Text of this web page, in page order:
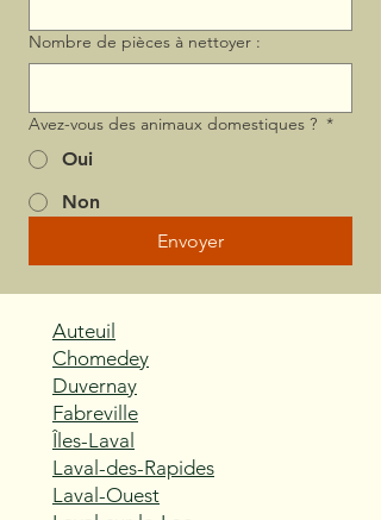
Nombre de pièces à nettoyer :
Avez-vous des animaux domestiques ? *
Oui
Non
Envoyer
Auteuil
Chomedey
Duvernay
Fabreville
Îles-Laval
Laval-des-Rapides
Laval-Ouest